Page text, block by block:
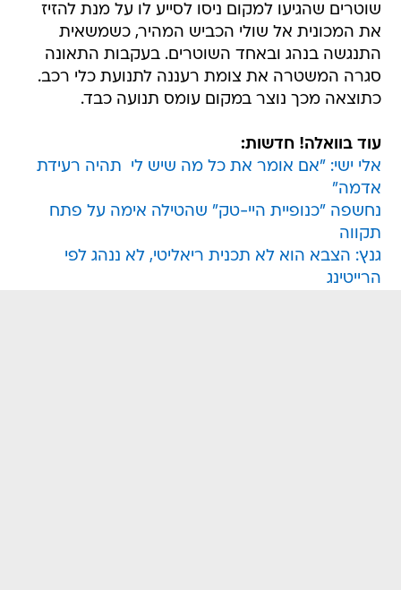
שוטרים שהגיעו למקום ניסו לסייע לו על מנת להזיז
את המכונית אל שולי הכביש המהיר, כשמשאית
התנגשה בנהג ובאחד השוטרים. בעקבות התאונה
סגרה המשטרה את צומת רעננה לתנועת כלי רכב.
כתוצאה מכך נוצר במקום עומס תנועה כבד.
עוד בוואלה! חדשות:
אלי ישי: "אם אומר את כל מה שיש לי  תהיה רעידת
אדמה"
נחשפה "כנופיית היי-טק" שהטילה אימה על פתח
תקווה
גנץ: הצבא הוא לא תכנית ריאליטי, לא ננהג לפי
הרייטינג